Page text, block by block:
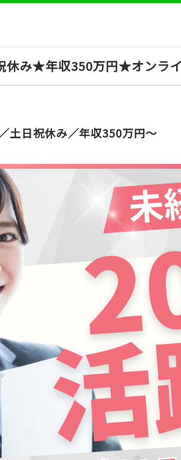
休み★年収350万円★オンラ
土日祝休み／年収350万円～